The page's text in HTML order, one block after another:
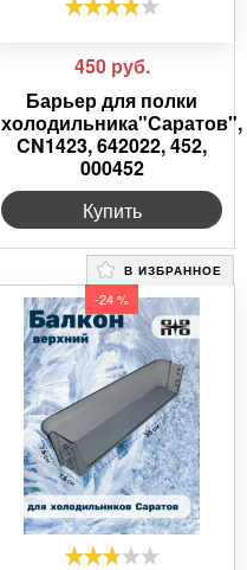
450 руб.
Барьер для полки
холодильника"Саратов",
CN1423, 642022, 452,
000452
Купить
В ИЗБРАННОЕ
-24 %